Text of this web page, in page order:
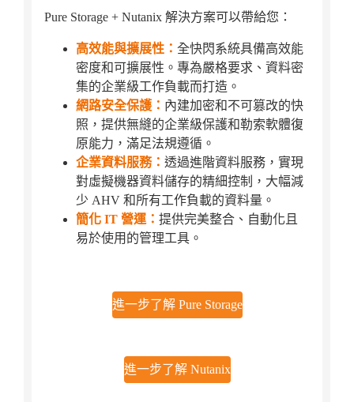
Pure Storage + Nutanix 解決方案可以帶給您：
高效能與擴展性： 全快閃系統具備高效能
密度和可擴展性。專為嚴格要求、資料密
集的企業級工作負載而打造。
網路安全保護： 內建加密和不可篡改的快
照，提供無縫的企業級保護和勒索軟體復
原能力，滿足法規遵循。
企業資料服務： 透過進階資料服務，實現
對虛擬機器資料儲存的精細控制，大幅減
少 AHV 和所有工作負載的資料量。
簡化 IT 營運： 提供完美整合、自動化且
易於使用的管理工具。
進一步了解 Pure Storage
進一步了解 Nutanix